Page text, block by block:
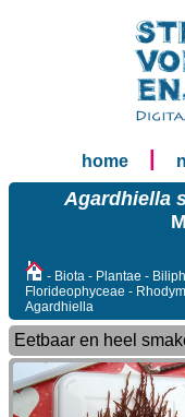
home
Agardhiella
- Biota - Plantae -
Florideophyceae -
Agardhiella
Eetbaar en heel